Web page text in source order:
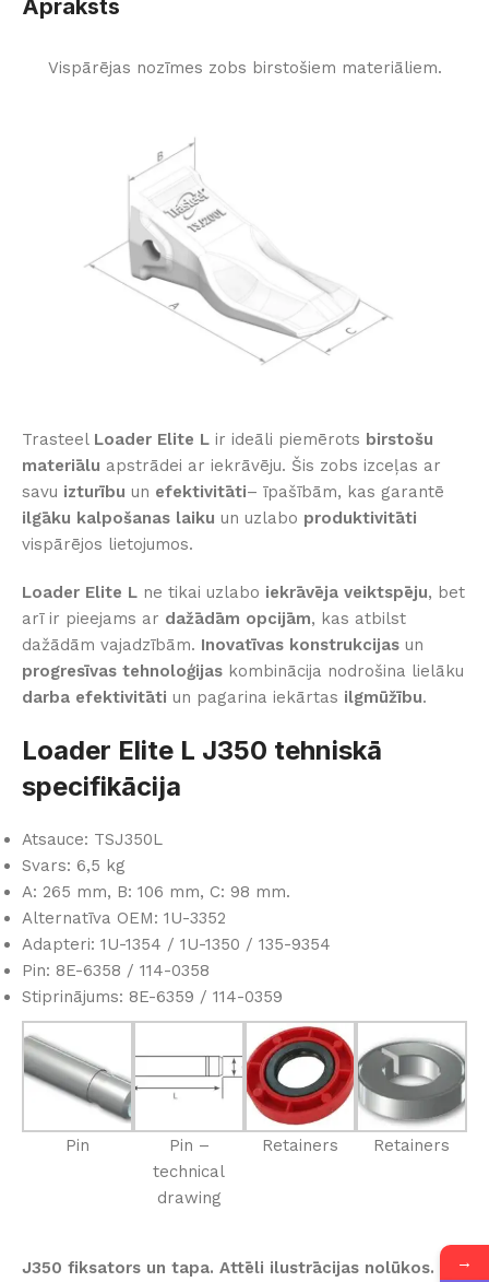
Apraksts
Vispārējas nozīmes zobs birstošiem materiāliem.
Trasteel Loader Elite L ir ideāli piemērots birstošu
materiālu apstrādei ar iekrāvēju. Šis zobs izceļas ar
savu izturību un efektivitāti– īpašībām, kas garantē
ilgāku kalpošanas laiku un uzlabo produktivitāti
vispārējos lietojumos.
Loader Elite L ne tikai uzlabo iekrāvēja veiktspēju, bet
arī ir pieejams ar dažādām opcijām, kas atbilst
dažādām vajadzībām. Inovatīvas konstrukcijas un
progresīvas tehnoloģijas kombinācija nodrošina lielāku
darba efektivitāti un pagarina iekārtas ilgmūžību.
Loader Elite L J350 tehniskā
specifikācija
Atsauce: TSJ350L
Svars: 6,5 kg
A: 265 mm, B: 106 mm, C: 98 mm.
Alternatīva OEM: 1U-3352
Adapteri: 1U-1354 / 1U-1350 / 135-9354
Pin: 8E-6358 / 114-0358
Stiprinājums: 8E-6359 / 114-0359
Pin
Pin –
technical
drawing
Retainers Retainers
J350 fiksators un tapa. Attēli ilustrācijas nolūkos. →